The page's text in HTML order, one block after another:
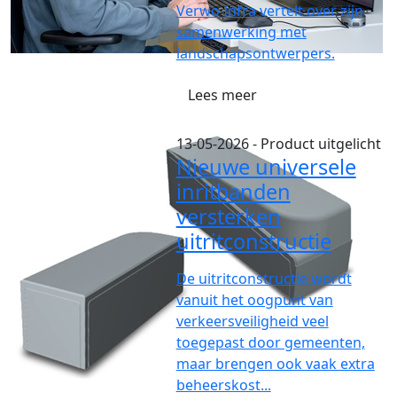
Verwo Infra vertelt over zijn
samenwerking met
landschapsontwerpers.
Lees meer
13-05-2026- Product uitgelicht
Nieuwe universele
inritbanden
versterken
uitritconstructie
De uitritconstructie wordt
vanuit het oogpunt van
verkeersveiligheid veel
toegepast door gemeenten,
maar brengen ook vaak extra
beheerskost...